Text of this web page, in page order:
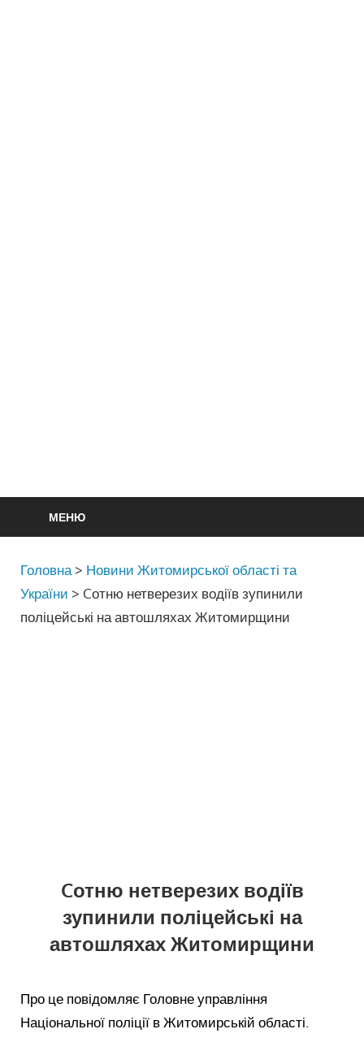
МЕНЮ
Головна > Новини Житомирської області та
України > Cотню нетверезих водіїв зупинили
поліцейські на автошляхах Житомирщини
Cотню нетверезих водіїв
зупинили поліцейські на
автошляхах Житомирщини
Про це повідомляє Головне управління
Національної поліції в Житомирській області.